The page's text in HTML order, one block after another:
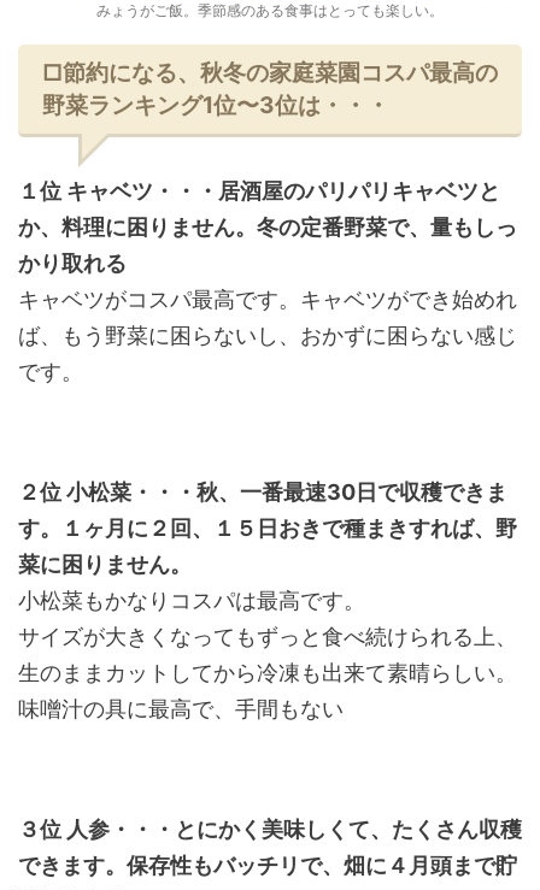
みょうがご飯。季節感のある食事はとっても楽しい。
□節約になる、秋冬の家庭菜園コスパ最高の
野菜ランキング1位〜3位は・・・
１位 キャベツ・・・居酒屋のパリパリキャベツと
か、料理に困りません。冬の定番野菜で、量もしっ
かり取れる
キャベツがコスパ最高です。キャベツができ始めれ
ば、もう野菜に困らないし、おかずに困らない感じ
です。
２位 小松菜・・・秋、一番最速30日で収穫できま
す。１ヶ月に２回、１５日おきで種まきすれば、野
菜に困りません。
小松菜もかなりコスパは最高です。
サイズが大きくなってもずっと食べ続けられる上、
生のままカットしてから冷凍も出来て素晴らしい。
味噌汁の具に最高で、手間もない
３位 人参・・・とにかく美味しくて、たくさん収穫
できます。保存性もバッチリで、畑に４月頭まで貯